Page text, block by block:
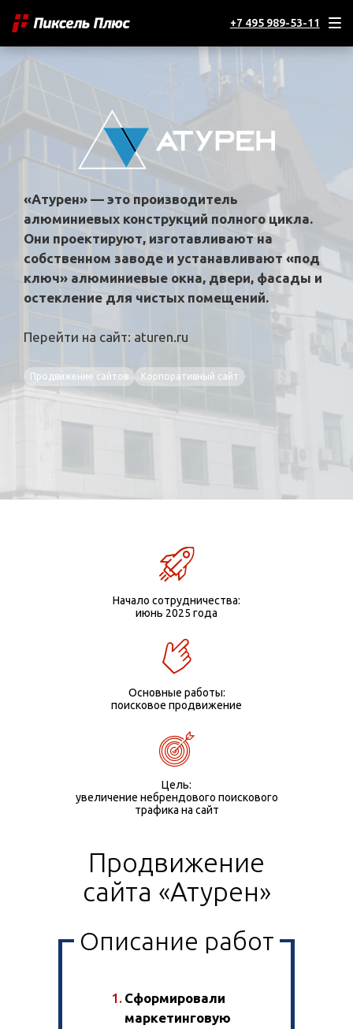
+7 495 989-53-11
«Атурен» — это производитель
алюминиевых конструкций полного цикла.
Они проектируют, изготавливают на
собственном заводе и устанавливают «под
ключ» алюминиевые окна, двери, фасады и
остекление для чистых помещений.
Перейти на сайт: aturen.ru
Продвижение сайтов Корпоративный сайт
Начало сотрудничества:
июнь 2025 года
Основные работы:
поисковое продвижение
Цель:
увеличение небрендового поискового
трафика на сайт
Продвижение
сайта «Атурен»
Описание работ
Сформировали
маркетинговую